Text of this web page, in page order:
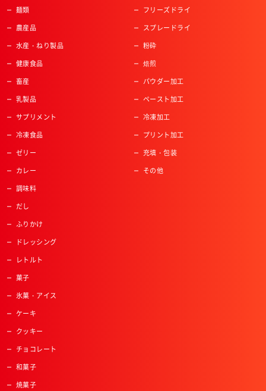
麺類
農産品
水産・ねり製品
健康食品
畜産
乳製品
サプリメント
冷凍食品
ゼリー
カレー
調味料
だし
ふりかけ
ドレッシング
レトルト
菓子
氷菓・アイス
ケーキ
クッキー
チョコレート
和菓子
焼菓子
フリーズドライ
スプレードライ
粉砕
焙煎
パウダー加工
ペースト加工
冷凍加工
プリント加工
充填・包装
その他